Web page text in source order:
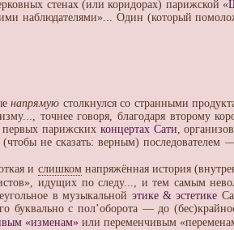
стенах (или коридорах) парижской «
наблюдателями»... Один (который
напрямую столкнулся со странными
точнее говоря, благодаря
парижских концертах Сати,
не сказать: верным) последователем
и слишкомнапряжённая история
идущих по следу..., и тем самым
в музыкальной этике & эстетике
буквально с пол’оборота — до
«изменам» или переменчивым